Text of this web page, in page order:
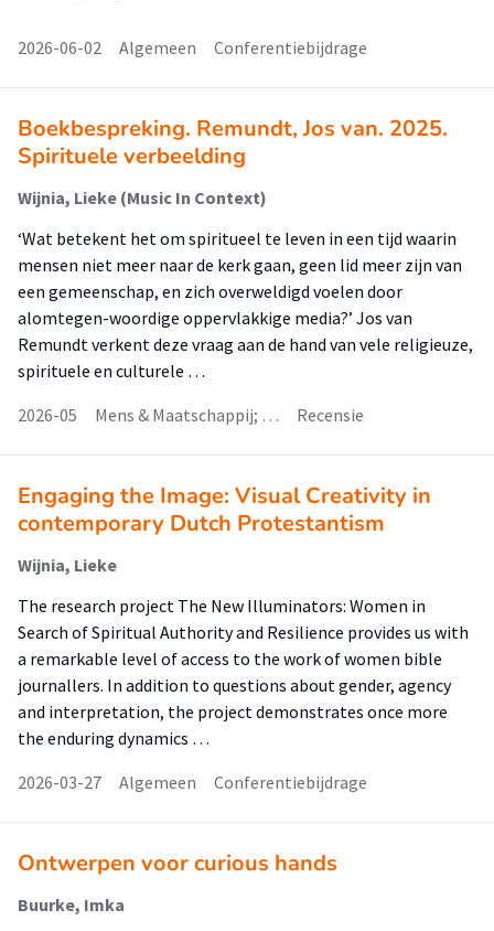
2026-06-02 Algemeen Conferentiebijdrage
Boekbespreking. Remundt, Jos van. 2025.
Spirituele verbeelding
Wijnia, Lieke (Music In Context)
‘Wat betekent het om spiritueel te leven in een tijd waarin
mensen niet meer naar de kerk gaan, geen lid meer zijn van
een gemeenschap, en zich overweldigd voelen door
alomtegen-woordige oppervlakkige media?’ Jos van
Remundt verkent deze vraag aan de hand van vele religieuze,
spirituele en culturele …
2026-05
Mens & Maatschappij; … Recensie
Engaging the Image: Visual Creativity in
contemporary Dutch Protestantism
Wijnia, Lieke
The research project The New Illuminators: Women in
Search of Spiritual Authority and Resilience provides us with
a remarkable level of access to the work of women bible
journallers. In addition to questions about gender, agency
and interpretation, the project demonstrates once more
the enduring dynamics …
2026-03-27
Algemeen Conferentiebijdrage
Ontwerpen voor curious hands
Buurke, Imka